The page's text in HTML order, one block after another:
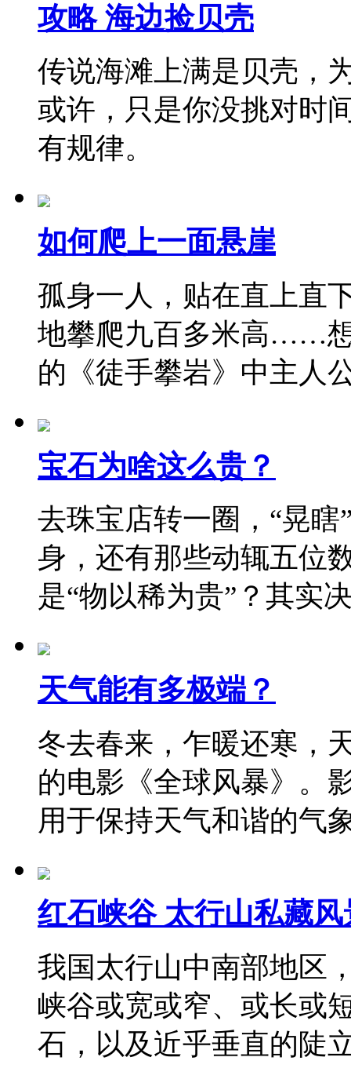
攻略 海边捡贝壳
传说海滩上满是贝壳，
或许，只是你没挑对时
有规律。
如何爬上一面悬崖
孤身一人，贴在直上直
地攀爬九百多米高……
的《徒手攀岩》中主
宝石为啥这么贵？
去珠宝店转一圈，“晃
身，还有那些动辄五位
是“物以稀为贵”？其
天气能有多极端？
冬去春来，乍暖还寒，
的电影《全球风暴》。
用于保持天气和谐的
红石峡谷 太行山私藏风
我国太行山中南部地区
峡谷或宽或窄、或长或
石，以及近乎垂直的陡